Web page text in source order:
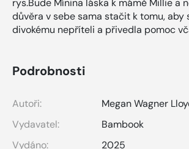
rys.Bude Mínina láska k mámě Millie a
důvěra v sebe sama stačit k tomu, aby
divokému nepříteli a přivedla pomoc
Podrobnosti
Autoři:
Megan Wagner
Vydavatel:
Bambook
Vydáno:
2025